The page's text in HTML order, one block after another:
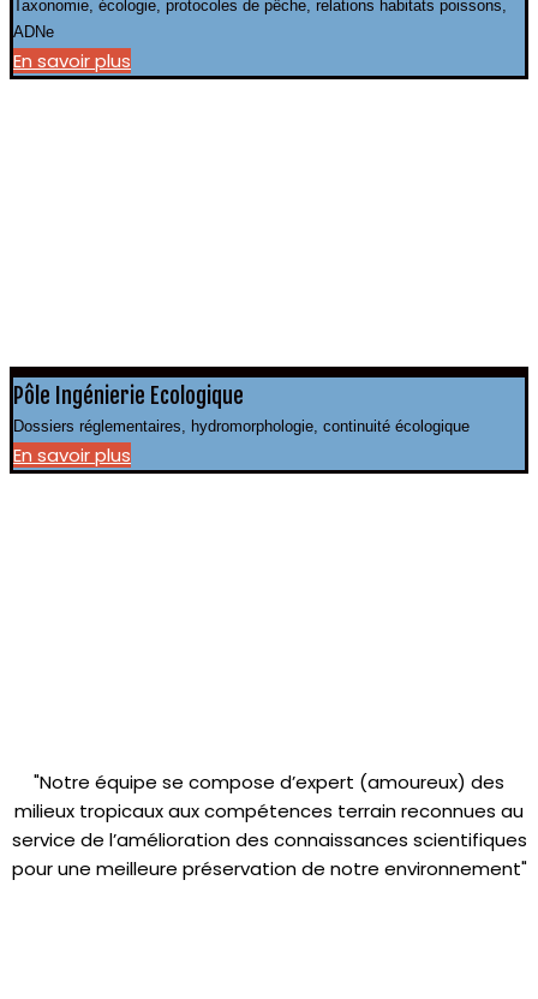
Taxonomie, écologie, protocoles de pêche, relations habitats poissons,
ADNe
En savoir plus
Pôle Ingénierie Ecologique
Dossiers réglementaires, hydromorphologie, continuité écologique
En savoir plus
"Notre équipe se compose d’expert (amoureux) des
milieux tropicaux aux compétences terrain reconnues au
service de l’amélioration des connaissances scientifiques
pour une meilleure préservation de notre environnement"